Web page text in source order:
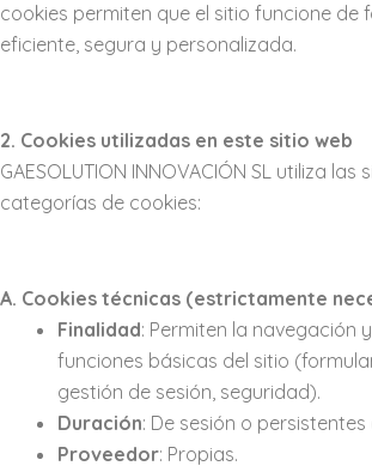
cookies permiten que el sitio funcione de
eficiente, segura y personalizada.
2. Cookies utilizadas en este sitio web
GAESOLUTION INNOVACIÓN SL utiliza las
categorías de cookies:
A. Cookies técnicas (estrictamente
Finalidad: Permiten la navegación
funciones básicas del sitio
gestión de sesión, seguridad).
Duración: De sesión o
Proveedor: Propias.